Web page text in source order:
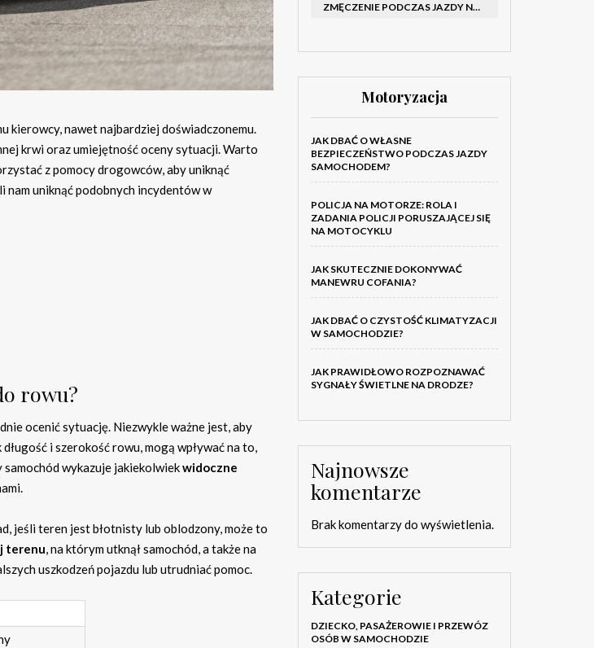
kierowcy, nawet najbardziej doświadczonemu.
krwi oraz umiejętność oceny sytuacji. Warto
z pomocy drogowców, aby uniknąć
nam uniknąć podobnych incydentów w
rowu?
ocenić sytuację. Niezwykle ważne jest, aby
i szerokość rowu, mogą wpływać na to,
wykazuje jakiekolwiekwidoczne
jeśli teren jest błotnisty lub oblodzony, może to
terenu, na którym utknął samochód, a także na
uszkodzeń pojazdu lub utrudniać pomoc.
ZMĘCZENIE PODCZAS JAZDY NOCĄ – PO JAKICH SYGNAŁACH ROZPOZNAĆ SENNOŚĆ ZA KIEROWNICĄ I KIEDY ZROBIĆ PRZERWĘ
Motoryzacja
JAK DBAĆ O WŁASNE
BEZPIECZEŃSTWO PODCZAS JAZDY
SAMOCHODEM?
POLICJA NA MOTORZE: ROLA I
ZADANIA POLICJI PORUSZAJĄCEJ SIĘ
NA MOTOCYKLU
JAK SKUTECZNIE DOKONYWAĆ
MANEWRU COFANIA?
JAK DBAĆ O CZYSTOŚĆ KLIMATYZACJI
W SAMOCHODZIE?
JAK PRAWIDŁOWO ROZPOZNAWAĆ
SYGNAŁY ŚWIETLNE NA DRODZE?
Najnowsze
komentarze
Brak komentarzy do wyświetlenia.
Kategorie
DZIECKO, PASAŻEROWIE I PRZEWÓZ
OSÓB W SAMOCHODZIE